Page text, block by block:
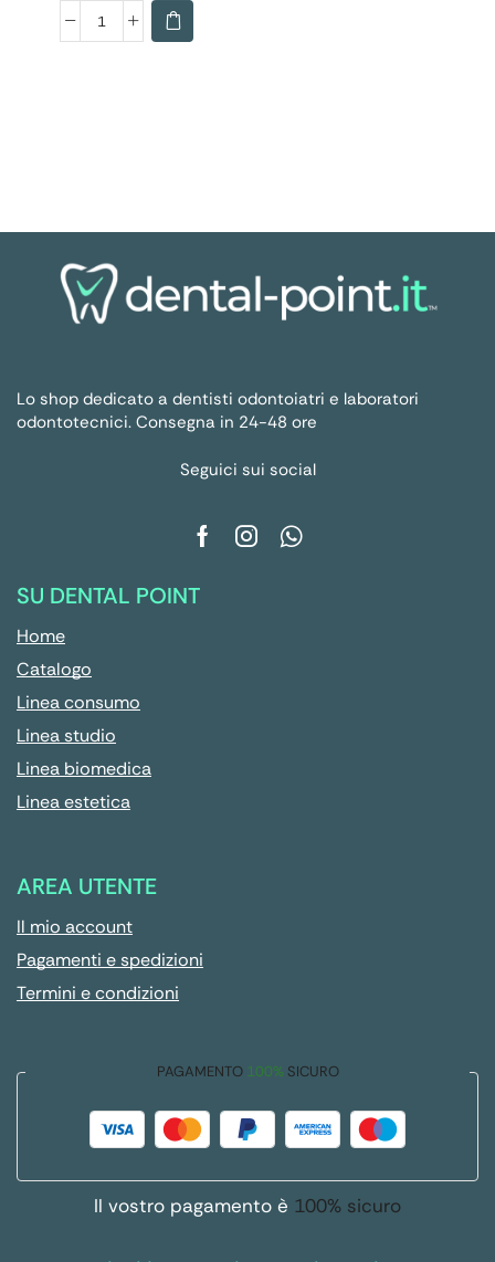
Lo shop dedicato a dentisti odontoiatri e laboratori
odontotecnici. Consegna in 24-48 ore
Seguici sui social
SU DENTAL POINT
Home
Catalogo
Linea consumo
Linea studio
Linea biomedica
Linea estetica
AREA UTENTE
Il mio account
Pagamenti e spedizioni
Termini e condizioni
PAGAMENTO 100% SICURO
Il vostro pagamento è 100% sicuro